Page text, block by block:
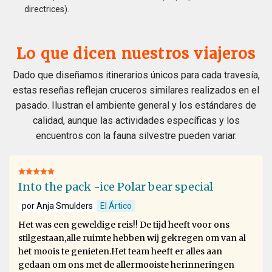
directrices).
Lo que dicen nuestros viajeros
Dado que diseñamos itinerarios únicos para cada travesía,
estas reseñas reflejan cruceros similares realizados en el
pasado. Ilustran el ambiente general y los estándares de
calidad, aunque las actividades específicas y los
encuentros con la fauna silvestre pueden variar.
Into the pack -ice Polar bear special
por Anja Smulders El Ártico
Het was een geweldige reis!! De tijd heeft voor ons
stilgestaan,alle ruimte hebben wij gekregen om van al
het moois te genieten.Het team heeft er alles aan
gedaan om ons met de allermooiste herinneringen